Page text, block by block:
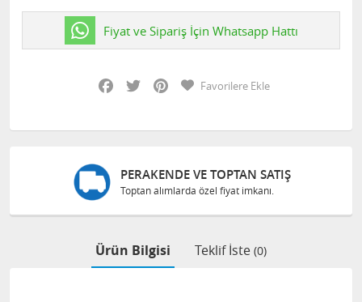
Fiyat ve Sipariş İçin Whatsapp Hattı
Facebook
Twitter PinterestFavorilere Ekle
PERAKENDE VE TOPTAN SATIŞ
Toptan alımlarda özel fiyat imkanı.
Ürün Bilgisi Teklif İste (0)